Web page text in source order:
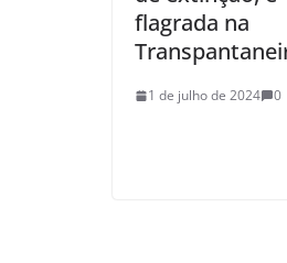
flagrada na
1 de julho de 2024 0